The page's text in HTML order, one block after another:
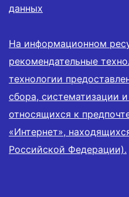
данных
На информационном
рекомендательные
технологии
сбора, систематизации
относящихся к
«Интернет»,
Российской Федерации).